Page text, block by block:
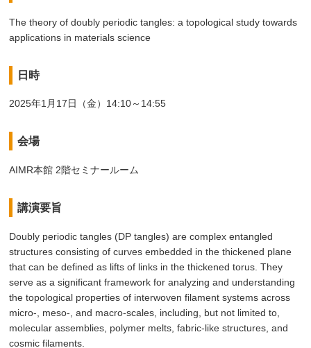
The theory of doubly periodic tangles: a topological study towards
applications in materials science
日時
2025年1月17日（金）14:10～14:55
会場
AIMR本館 2階セミナールーム
講演要旨
Doubly periodic tangles (DP tangles) are complex entangled
structures consisting of curves embedded in the thickened plane
that can be defined as lifts of links in the thickened torus. They
serve as a significant framework for analyzing and understanding
the topological properties of interwoven filament systems across
micro-, meso-, and macro-scales, including, but not limited to,
molecular assemblies, polymer melts, fabric-like structures, and
cosmic filaments.